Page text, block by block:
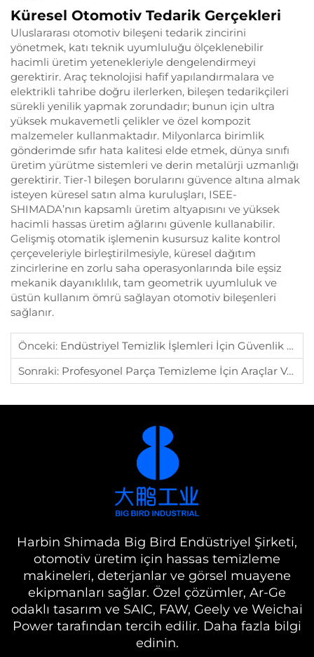
Küresel Otomotiv Tedarik Gerçekleri
Uluslararası otomotiv bileşeni tedarik zincirini
yönetmek, katı teknik uyumluluğu ölçeklenebilir
hacimli üretim yetenekleriyle dengelendirmeyi
gerektirir. Araç teknolojisi hafif yapılandırmalara ve
elektrikli tahribe doğru ilerlerken, bileşen tedarikçileri
sürekli yenilik yapmak zorundadır; bunun için ultra
yüksek mukavemetli çelikler ve özel kompozit
malzemeler kullanmaktadır. Milyonlarca birimlik
gönderimde sıfır hata kalitesi elde etmek, dünya sınıfı
üretim yürütme sistemleri ve derin metalürji uzmanlığı
gerektirir. Tier-1 bileşen borularını güvence altına almak
isteyen küresel satın alma kuruluşları, ISEE-
SHIMADA’nın kapsamlı üretim altyapısını ve yüksek
hacimli hassas üretim ağlarını güvenle kullanabilir.
Gelişmiş otomatik işlemenin kusursuz kalite kontrol
çerçeveleriyle birleştirilmesiyle, küresel dağıtım
zincirlerine en zorlu saha operasyonlarında bile eşsiz
mekanik dayanıklılık, tam geometrik uyumluluk ve
üstün kullanım ömrü sağlayan otomotiv bileşenleri
sağlanır.
Önceki: Endüstriyel Temizlik İşlemleri İçin Güvenlik İpuçları
Sonraki: Profesyonel Parça Temizleme İçin Araçlar Ve Ürünler
Harbin Shimada Big Bird Endüstriyel Şirketi,
otomotiv üretim için hassas temizleme
makineleri, deterjanlar ve görsel muayene
ekipmanları sağlar. Özel çözümler, Ar-Ge
odaklı tasarım ve SAIC, FAW, Geely ve Weichai
Power tarafından tercih edilir. Daha fazla bilgi
edinin.